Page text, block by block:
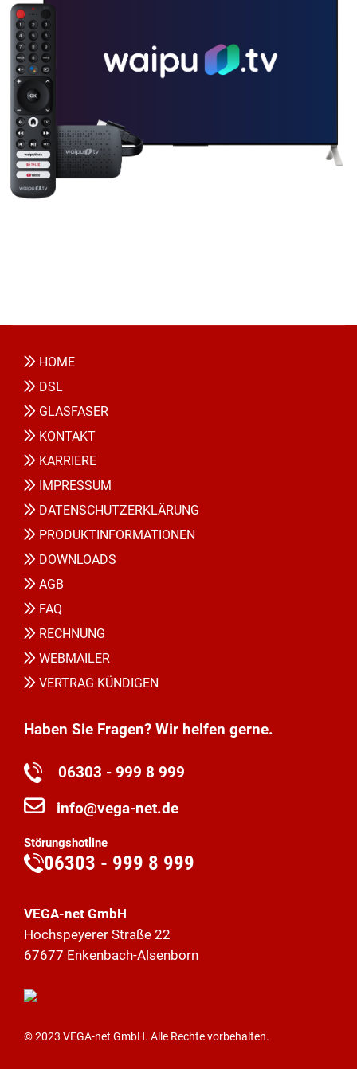
HOME
DSL
GLASFASER
KONTAKT
KARRIERE
IMPRESSUM
DATENSCHUTZERKLÄRUNG
PRODUKTINFORMATIONEN
DOWNLOADS
AGB
FAQ
RECHNUNG
WEBMAILER
VERTRAG KÜNDIGEN
Haben Sie Fragen? Wir helfen gerne.
06303 - 999 8 999
info@vega-net.de
Störungshotline
06303 - 999 8 999
VEGA-net GmbH
Hochspeyerer Straße 22
67677 Enkenbach-Alsenborn
© 2023 VEGA-net GmbH. Alle Rechte vorbehalten.